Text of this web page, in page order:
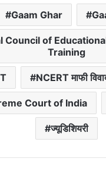
Gaam Ghar
Council of
Training
NCERT माफी
Court of India
ज्यूडिशियरी